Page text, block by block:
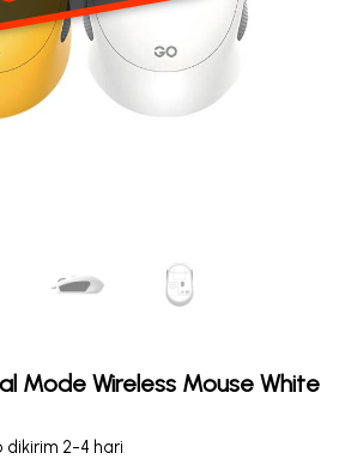
Mode Wireless Mouse White
dikirim 2-4 hari